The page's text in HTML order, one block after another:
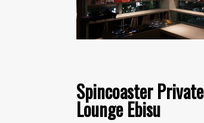
Spincoaster Private
Lounge Ebisu